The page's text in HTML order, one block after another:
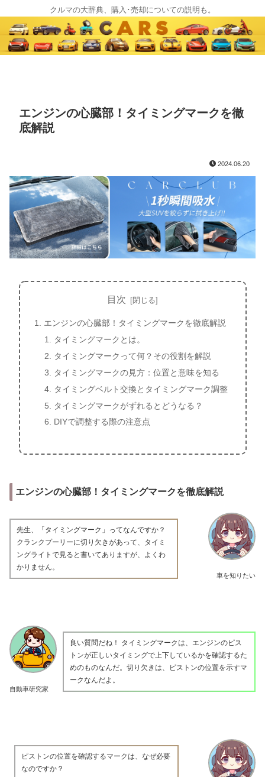
クルマの大辞典、購入･売却についての説明も。
エンジンの心臓部！タイミングマークを徹
底解説
2024.06.20
目次
エンジンの心臓部！タイミングマークを徹底解説
タイミングマークとは。
タイミングマークって何？その役割を解説
タイミングマークの見方：位置と意味を知る
タイミングベルト交換とタイミングマーク調整
タイミングマークがずれるとどうなる？
DIYで調整する際の注意点
エンジンの心臓部！タイミングマークを徹底解説
車を知りたい
先生、「タイミングマーク」ってなんですか？
クランクプーリーに切り欠きがあって、タイミ
ングライトで見ると書いてありますが、よくわ
かりません。
自動車研究家
良い質問だね！ タイミングマークは、エンジンのピス
トンが正しいタイミングで上下しているかを確認するた
めのものなんだ。切り欠きは、ピストンの位置を示すマ
ークなんだよ。
ピストンの位置を確認するマークは、なぜ必要
なのですか？